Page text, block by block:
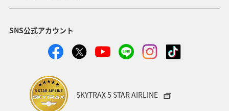
SNS公式アカウント
SKYTRAX 5 STAR AIRLINE